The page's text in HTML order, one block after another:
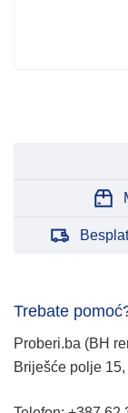
Trebate
Proberi.ba (BH
Briješće polje